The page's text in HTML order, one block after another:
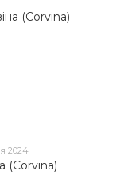
2024
(Corvina)